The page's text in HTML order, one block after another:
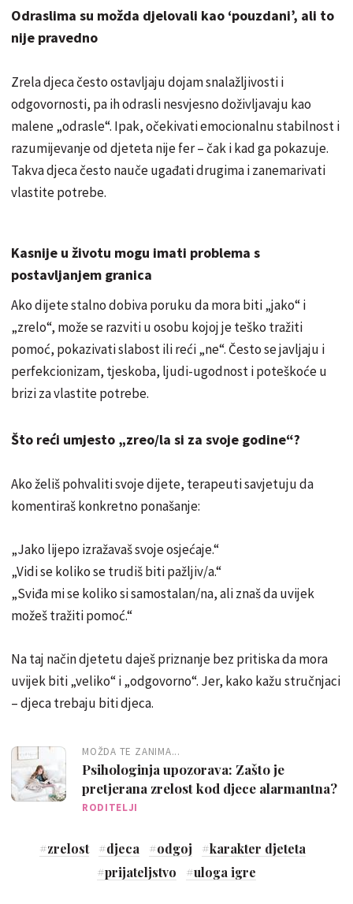
Odraslima su možda djelovali kao ‘pouzdani’, ali to
nije pravedno
Zrela djeca često ostavljaju dojam snalažljivosti i
odgovornosti, pa ih odrasli nesvjesno doživljavaju kao
malene „odrasle“. Ipak, očekivati emocionalnu stabilnost i
razumijevanje od djeteta nije fer – čak i kad ga pokazuje.
Takva djeca često nauče ugađati drugima i zanemarivati
vlastite potrebe.
Kasnije u životu mogu imati problema s
postavljanjem granica
Ako dijete stalno dobiva poruku da mora biti „jako“ i
„zrelo“, može se razviti u osobu kojoj je teško tražiti
pomoć, pokazivati slabost ili reći „ne“. Često se javljaju i
perfekcionizam, tjeskoba, ljudi-ugodnost i poteškoće u
brizi za vlastite potrebe.
Što reći umjesto „zreo/la si za svoje godine“?
Ako želiš pohvaliti svoje dijete, terapeuti savjetuju da
komentiraš konkretno ponašanje:
„Jako lijepo izražavaš svoje osjećaje.“
„Vidi se koliko se trudiš biti pažljiv/a.“
„Sviđa mi se koliko si samostalan/na, ali znaš da uvijek
možeš tražiti pomoć.“
Na taj način djetetu daješ priznanje bez pritiska da mora
uvijek biti „veliko“ i „odgovorno“. Jer, kako kažu stručnjaci
– djeca trebaju biti djeca.
MOŽDA TE ZANIMA...
Psihologinja upozorava: Zašto je
pretjerana zrelost kod djece alarmantna?
RODITELJI
#zrelost #djeca #odgoj #karakter djeteta
#prijateljstvo #uloga igre